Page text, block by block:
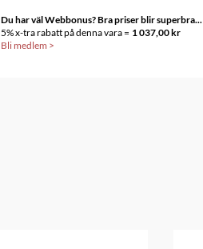
Du har väl Webbonus? Bra priser blir superbra...
5% x-tra rabatt på denna vara = 1 037,00 kr
Bli medlem >